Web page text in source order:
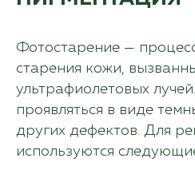
Фотостарение —
старения кожи,
ультрафиолетовых
проявляться в виде
других дефектов. Для
используются